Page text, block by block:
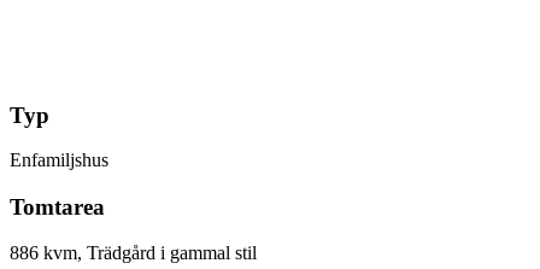
Typ
Enfamiljshus
Tomtarea
886 kvm, Trädgård i gammal stil